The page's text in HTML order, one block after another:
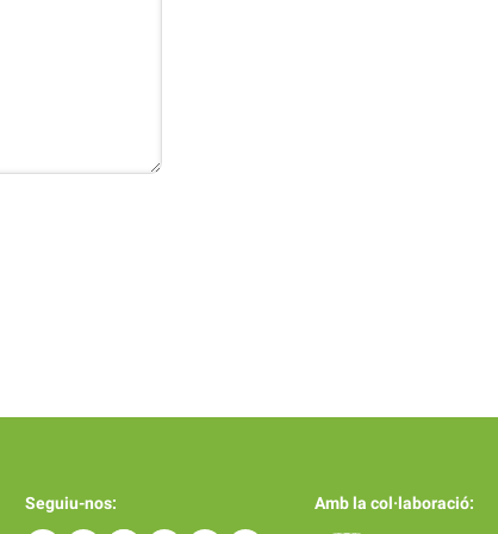
Seguiu-nos: Amb la col·laboració: